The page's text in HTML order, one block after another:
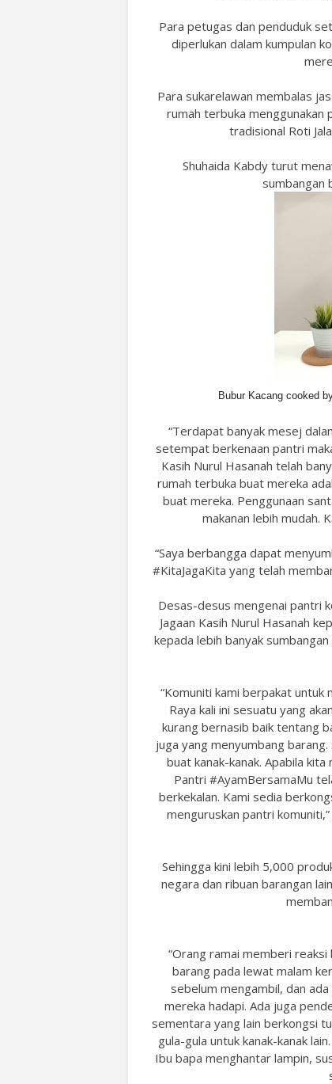
Para petugas dan penduduk
diperlukan dalam kumpulan
Para sukarelawan membalas
rumah terbuka menggunakan
tradisional Roti
Shuhaida Kabdy turut
sumbangan
Bubur Kacang cooked
“Terdapat banyak mesej
setempat berkenaan pantri
Kasih Nurul Hasanah telah
rumah terbuka buat mereka
buat mereka. Penggunaan
makanan lebih mudah.
“Saya berbangga dapat
#KitaJagaKita yang telah
Desas-desus mengenai pantri
Jagaan Kasih Nurul Hasanah
kepada lebih banyak
“Komuniti kami berpakat untuk
Raya kali ini sesuatu yang
kurang bernasib baik tentang
juga yang menyumbang
buat kanak-kanak. Apabila
Pantri #AyamBersamaMu
berkekalan. Kami sedia
menguruskan pantri
Sehingga kini lebih 5,000
negara dan ribuan barangan
“Orang ramai memberi
barang pada lewat malam
sebelum mengambil, dan
mereka hadapi. Ada juga
sementara yang lain berkongsi
gula-gula untuk kanak-kanak
Ibu bapa menghantar lampin,